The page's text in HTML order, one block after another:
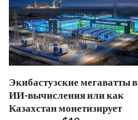
Экибастузские мегаватты в
ИИ-вычисления или как
Казахстан монетизирует